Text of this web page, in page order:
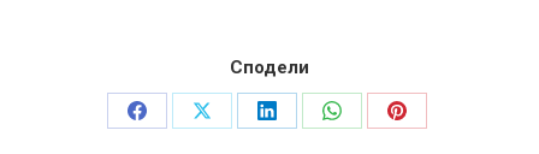
Сподели
Share
Share
Share
Share
Share